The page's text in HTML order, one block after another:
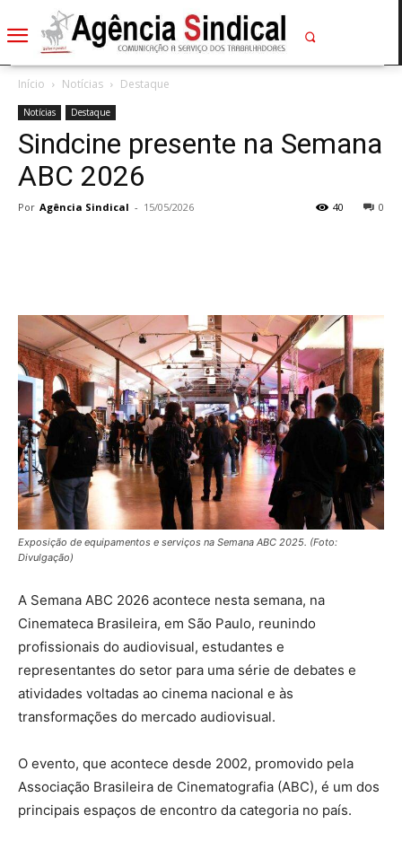
Início Notícias Destaque
Notícias Destaque
Sindcine presente na Semana
ABC 2026
Por Agência Sindical - 15/05/2026 0
40
Exposição de equipamentos e serviços na Semana ABC 2025. (Foto:
Divulgação)
A Semana ABC 2026 acontece nesta semana, na
Cinemateca Brasileira, em São Paulo, reunindo
profissionais do audiovisual, estudantes e
representantes do setor para uma série de debates e
atividades voltadas ao cinema nacional e às
transformações do mercado audiovisual.
O evento, que acontece desde 2002, promovido pela
Associação Brasileira de Cinematografia (ABC), é um dos
principais espaços de encontro da categoria no país.